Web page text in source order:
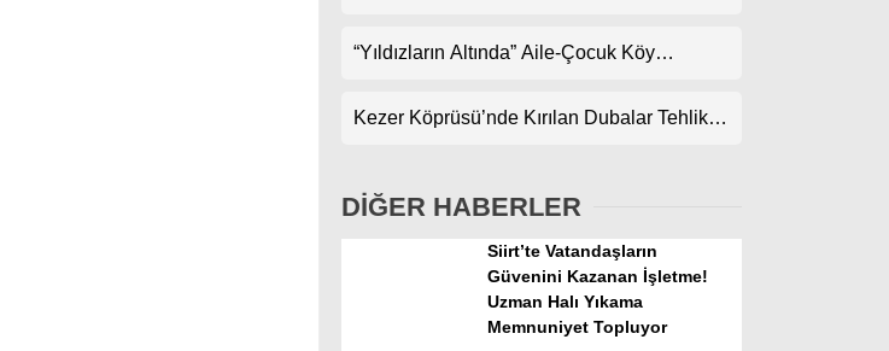
“Yıldızların Altında” Aile-Çocuk Köy
Köylerindeki Çocuklarla Buluşuyor
Kezer Köprüsü’nde Kırılan Dubalar Tehlike
DİĞER HABERLER
Siirt’te Vatandaşların
Güvenini Kazanan İşletme!
Uzman Halı Yıkama
Memnuniyet Topluyor